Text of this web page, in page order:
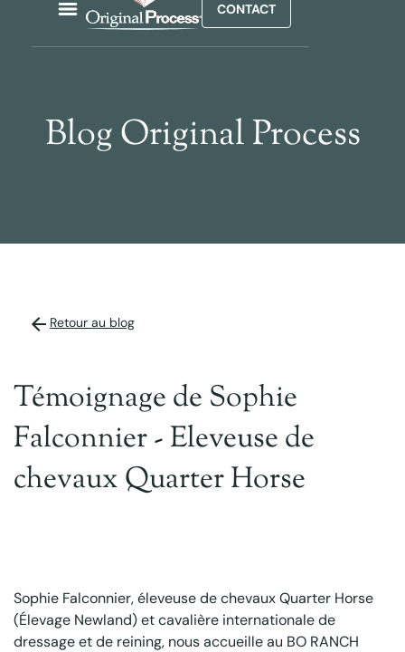
CONTACT
Blog Original Process
Retour au blog
Témoignage de Sophie
Falconnier - Eleveuse de
chevaux Quarter Horse
Sophie Falconnier, éleveuse de chevaux Quarter Horse
(Élevage Newland) et cavalière internationale de
dressage et de reining, nous accueille au BO RANCH